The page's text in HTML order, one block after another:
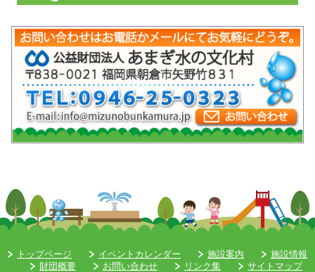
トップページ イベントカレンダー 施設案内
施設情報
財団概要
お問い合わせ リンク集 サイトマップ